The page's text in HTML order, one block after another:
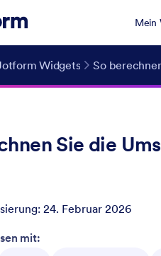
Mein
Widgets So
Sie die
24. Februar 2026
mit: